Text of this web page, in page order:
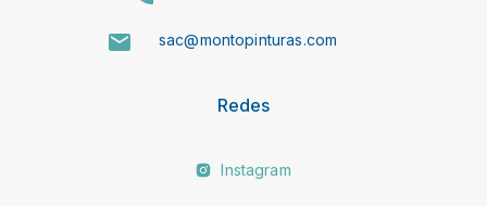
sac@montopinturas.com
Redes
Instagram